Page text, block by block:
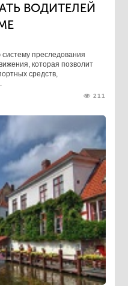
ВОДИТЕЛЕЙ
преследования
которая позволит
средств,
211